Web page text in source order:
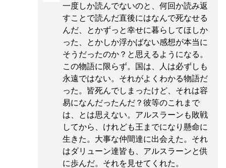
一度しか読んでないのと、何回か読み返
すことで読んだ直後にはなんで死なせる
んだ、とかずっと幸せに暮らしてほしか
った、とかしか浮かばない感想が本当に
そうだったのか？と思えるようになる。
この物語に限らず。国は、人は必ずしも
永遠ではない。それがよくわかる物語だ
った。皆死んでしまったけど、それは容
易になんだったんだ？彼等のこれまで
は、とは思えない。アルスラーンも敗戦
してから、けれども王までになり懸命に
生きた。大事な仲間達に出会えた。それ
はダリューン達皆も、アルスラーンと供
に歩んだ。それを見せてくれた。